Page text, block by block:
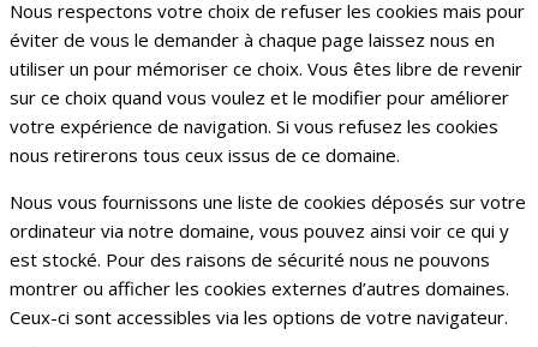
Nous respectons votre choix de refuser les cookies mais pour
éviter de vous le demander à chaque page laissez nous en
utiliser un pour mémoriser ce choix. Vous êtes libre de revenir
sur ce choix quand vous voulez et le modifier pour améliorer
votre expérience de navigation. Si vous refusez les cookies
nous retirerons tous ceux issus de ce domaine.
Nous vous fournissons une liste de cookies déposés sur votre
ordinateur via notre domaine, vous pouvez ainsi voir ce qui y
est stocké. Pour des raisons de sécurité nous ne pouvons
montrer ou afficher les cookies externes d’autres domaines.
Ceux-ci sont accessibles via les options de votre navigateur.